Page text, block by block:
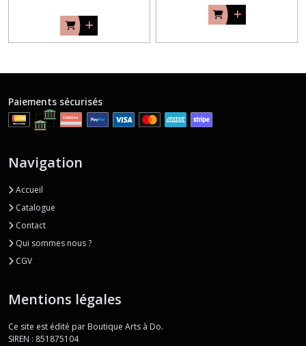
Paiements sécurisés
Navigation
Accueil
Catalogue
Contact
Qui sommes nous ?
CGV
Mentions légales
Ce site est édité par Boutique Arts à Do.
SIREN : 851875104